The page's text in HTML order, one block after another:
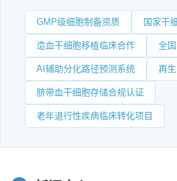
GMP级细胞制备资质 国家干
造血干细胞移植临床合作 全
AI辅助分化路径预测系统 再
脐带血干细胞存储合规认证
老年退行性疾病临床转化项目